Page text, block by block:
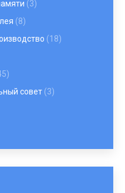
(3)
(8)
(18)
совет (3)